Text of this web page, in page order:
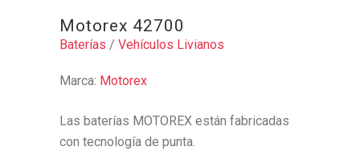
Motorex 42700
Baterías / Vehículos Livianos
Marca: Motorex
Las baterías MOTOREX están fabricadas
con tecnología de punta.